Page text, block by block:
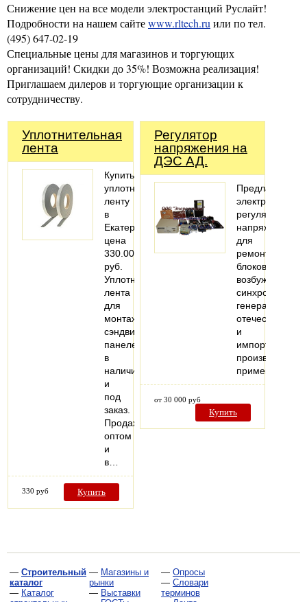
Снижение цен на все модели электростанций Руслайт!
Подробности на нашем сайтеwww.rltech.ru или по тел.
(495) 647-02-19
Специальные цены для магазинов и торгующих
организаций! Скидки до 35%! Возможна реализация!
Приглашаем дилеров и торгующие организации к
сотрудничеству.
Уплотнительная
лента
Купить
уплотнительную
ленту
в
Екатеринбурге,
цена
330.00
руб.
Уплотнительная
лента
для
монтажа
сэндвич-
панелей
в
наличии
и
под
заказ.
Продажа
оптом
и
в…
330 руб Купить
Регулятор
напряжения на
ДЭС АД.
Предлагаем
электронные
регуляторы
напряжения
для
ремонта
блоков
возбуждения
синхронных
генераторов
отечественного
и
импортного
производства,
от 30 000 руб
Купить
— Строительный
каталог
— Каталог
— Магазины и
рынки
— Выставки
— Опросы
— Словари
терминов